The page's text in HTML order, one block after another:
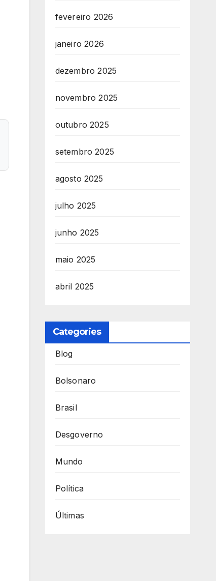
fevereiro 2026
janeiro 2026
dezembro 2025
novembro 2025
outubro 2025
setembro 2025
agosto 2025
julho 2025
junho 2025
maio 2025
abril 2025
Categories
Blog
Bolsonaro
Brasil
Desgoverno
Mundo
Política
Últimas